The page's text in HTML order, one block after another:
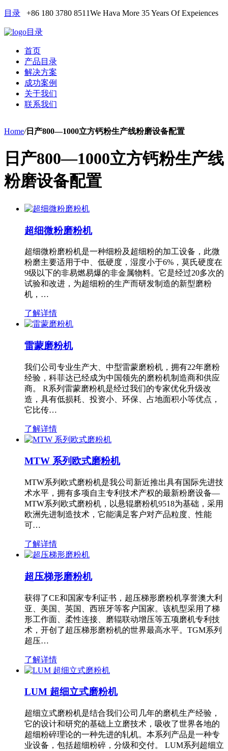
目录 +86 180 3780 8511We Hava More 35 Years Of Expeiences
目录
首页
产品目录
解决方案
成功案例
关于我们
联系我们
Home/日产800—1000立方钙粉生产线粉磨设备配置
日产800—1000立方钙粉生产线
粉磨设备配置
超细微粉磨粉机
超细微粉磨粉机是一种细粉及超细粉的加工设备，此微
粉磨主要适用于中、低硬度，湿度小于6%，莫氏硬度在
9级以下的非易燃易爆的非金属物料。它是经过20多次的
试验和改进，为超细粉的生产而研发制造的新型磨粉
机，…
了解详情
雷蒙磨粉机
我们公司专业生产大、中型雷蒙磨粉机，拥有22年磨粉
经验，科菲达已经成为中国领先的磨粉机制造商和供应
商。 R系列雷蒙磨粉机是经过我们的专家优化升级改
造，具有低损耗、投资小、环保、占地面积小等优点，
它比传…
了解详情
MTW 系列欧式磨粉机
MTW系列欧式磨粉机是我公司新近推出具有国际先进技
术水平，拥有多项自主专利技术产权的最新粉磨设备—
MTW系列欧式磨粉机，以悬辊磨粉机9518为基础，采用
欧洲先进制造技术，它能满足客户对产品粒度、性能
可…
了解详情
超压梯形磨粉机
获得了CE和国家专利证书，超压梯形磨粉机享誉澳大利
亚、美国、英国、西班牙等客户国家。该机型采用了梯
形工作面、柔性连接、磨辊联动增压等五项磨机专利技
术，开创了超压梯形磨粉机的世界最高水平。TGM系列
超压…
了解详情
LUM 超细立式磨粉机
超细立式磨粉机是结合我们公司几年的磨机生产经验，
它的设计和研究的基础上立磨技术，吸收了世界各地的
超细粉碎理论的一种先进的轧机。本系列产品是一种专
业设备，包括超细粉碎，分级和交付。 LUM系列超细立